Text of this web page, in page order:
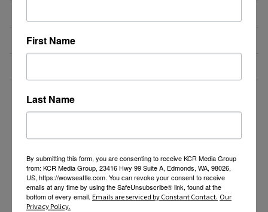
테리야끼 식당 매매
더보기 >>
First Name
Last Name
By submitting this form, you are consenting to receive KCR Media Group
from: KCR Media Group, 23416 Hwy 99 Suite A, Edmonds, WA, 98026,
US, https://wowseattle.com. You can revoke your consent to receive
emails at any time by using the SafeUnsubscribe® link, found at the
bottom of every email. Emails are serviced by Constant Contact. Our
Privacy Policy.